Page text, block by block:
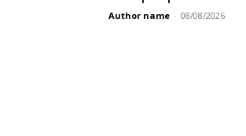
Author name - 08/08/2026